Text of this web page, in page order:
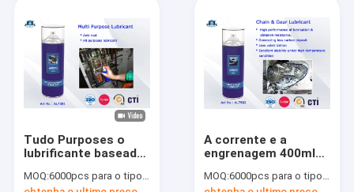
Tudo Purposes o
lubrificante baseado
silicone do aerossol
MOQ:6000pcs para o tipo de Aristo, 15000pcs para o tipo do cliente
A corrente e a
engrenagem 400ml
lubrificantes
MOQ:6000pcs para o tipo de Aristo, 15000pcs para o tipo do cliente